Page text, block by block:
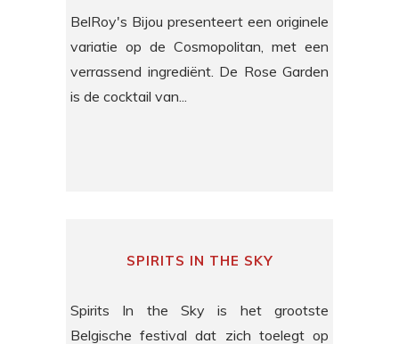
BelRoy's Bijou presenteert een originele
variatie op de Cosmopolitan, met een
verrassend ingrediënt. De Rose Garden
is de cocktail van...
SPIRITS IN THE SKY
Spirits In the Sky is het grootste
Belgische festival dat zich toelegt op